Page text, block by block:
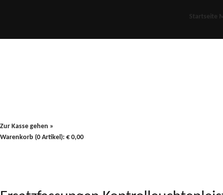
Startseite
Zur Kasse gehen »
Warenkorb (0 Artikel): € 0,00